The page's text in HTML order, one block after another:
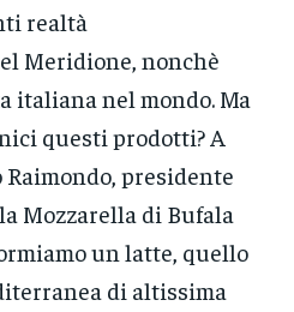
realtà
Meridione, nonchè
italiana nel mondo. Ma
questi prodotti? A
presidente
Mozzarella di Bufala
un latte, quello
di altissima